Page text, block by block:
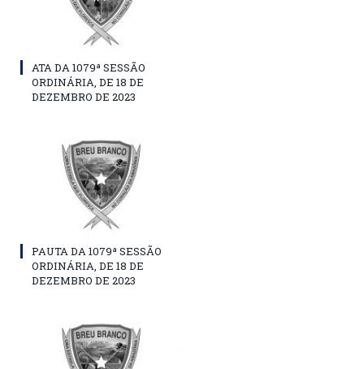
ATA DA 1079ª SESSÃO
ORDINÁRIA, DE 18 DE
DEZEMBRO DE 2023
PAUTA DA 1079ª SESSÃO
ORDINÁRIA, DE 18 DE
DEZEMBRO DE 2023